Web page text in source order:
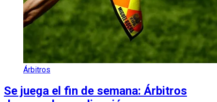
Árbitros
Se juega el fin de semana: Árbitros